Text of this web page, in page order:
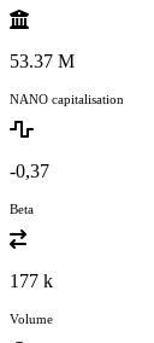
53.37 M
NANO capitalisation
-0,37
Beta
177 k
Volume